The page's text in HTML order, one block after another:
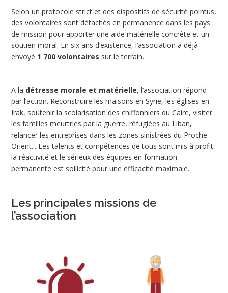
Selon un protocole strict et des dispositifs de sécurité pointus,
des volontaires sont détachés en permanence dans les pays
de mission pour apporter une aide matérielle concrète et un
soutien moral. En six ans d’existence, l’association a déjà
envoyé 1 700 volontaires sur le terrain.
A la détresse morale et matérielle, l’association répond
par l’action. Reconstruire les maisons en Syrie, les églises en
Irak, soutenir la scolarisation des chiffonniers du Caire, visiter
les familles meurtries par la guerre, réfugiées au Liban,
relancer les entreprises dans les zones sinistrées du Proche
Orient... Les talents et compétences de tous sont mis à profit,
la réactivité et le sérieux des équipes en formation
permanente est sollicité pour une efficacité maximale.
Les principales missions de
l’association